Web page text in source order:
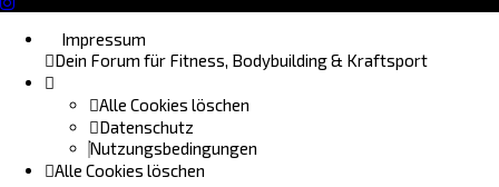
Impressum
Dein Forum für Fitness, Bodybuilding & Kraftsport
Alle Cookies löschen
Datenschutz
Nutzungsbedingungen
Alle Cookies löschen